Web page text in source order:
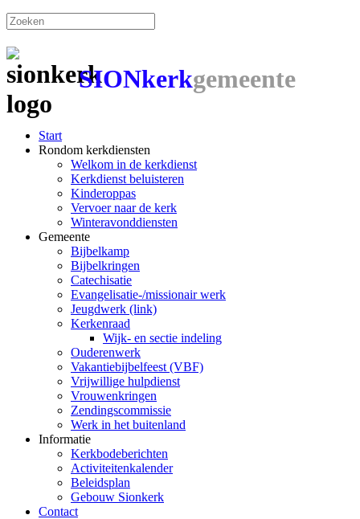
SIONkerkgemeente
Start
Rondom kerkdiensten
Welkom in de kerkdienst
Kerkdienst beluisteren
Kinderoppas
Vervoer naar de kerk
Winteravonddiensten
Gemeente
Bijbelkamp
Bijbelkringen
Catechisatie
Evangelisatie-/missionair werk
Jeugdwerk (link)
Kerkenraad
Wijk- en sectie indeling
Ouderenwerk
Vakantiebijbelfeest (VBF)
Vrijwillige hulpdienst
Vrouwenkringen
Zendingscommissie
Werk in het buitenland
Informatie
Kerkbodeberichten
Activiteitenkalender
Beleidsplan
Gebouw Sionkerk
Contact